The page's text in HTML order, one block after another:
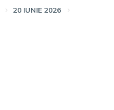
20 IUNIE 2026